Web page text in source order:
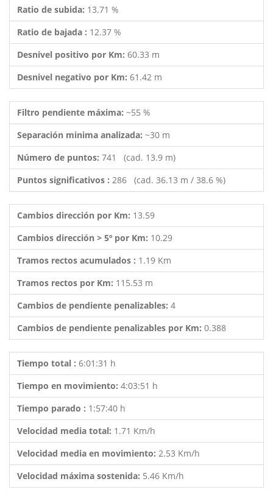
Ratio de subida: 13.71 %
Ratio de bajada : 12.37 %
Desnivel positivo por Km: 60.33 m
Desnivel negativo por Km: 61.42 m
Filtro pendiente máxima: ~55 %
Separación minima analizada: ~30 m
Número de puntos: 741 (cad. 13.9 m)
Puntos significativos : 286 (cad. 36.13 m / 38.6 %)
Cambios dirección por Km: 13.59
Cambios dirección > 5º por Km: 10.29
Tramos rectos acumulados : 1.19 Km
Tramos rectos por Km: 115.53 m
Cambios de pendiente penalizables: 4
Cambios de pendiente penalizables por Km: 0.388
Tiempo total : 6:01:31 h
Tiempo en movimiento: 4:03:51 h
Tiempo parado : 1:57:40 h
Velocidad media total: 1.71 Km/h
Velocidad media en movimiento: 2.53 Km/h
Velocidad máxima sostenida: 5.46 Km/h